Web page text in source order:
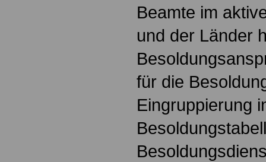
Beamte im
und der Länder
für die
Eingruppierung